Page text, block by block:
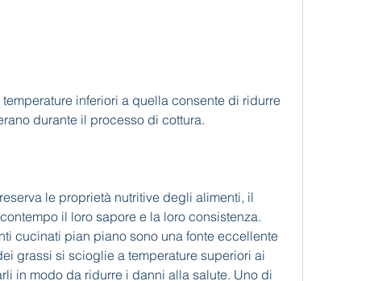
durante il processo di cottura.
le proprietà nutritive degli alimenti, il
il loro sapore e la loro consistenza.
cucinati pian piano sono una fonte eccellente
grassi si scioglie a temperature superiori ai
in modo da ridurre i danni alla salute. Uno di